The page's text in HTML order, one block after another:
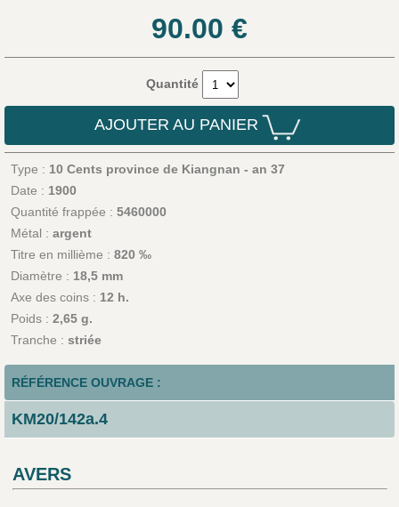
90.00 €
Quantité
AJOUTER AU PANIER
Type : 10 Cents province de Kiangnan - an 37
Date : 1900
Quantité frappée : 5460000
Métal : argent
Titre en millième : 820 ‰
Diamètre : 18,5 mm
Axe des coins : 12 h.
Poids : 2,65 g.
Tranche : striée
RÉFÉRENCE OUVRAGE :
KM20/142a.4
AVERS